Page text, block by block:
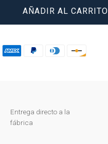
AÑADIR AL CARRITO
Entrega directo a la
fábrica